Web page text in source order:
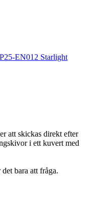
att skickas direkt efter
i ett kuvert med
bara att fråga.
EN012 Starlight